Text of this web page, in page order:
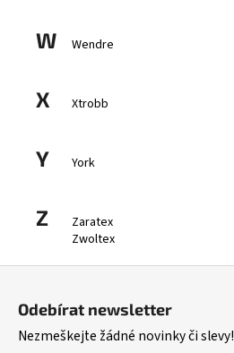
W Wendre
X Xtrobb
Y York
Z
Zaratex
Zwoltex
Odebírat newsletter
Nezmeškejte žádné novinky či slevy!